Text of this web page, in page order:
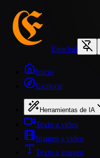
Epochal
Inicio
Explorar
Herramientas de IA
Texto a video
Imagen a video
Texto a imagen